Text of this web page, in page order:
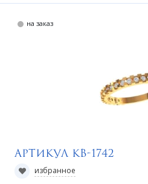
на заказ
Артикул КВ-1742
избранное